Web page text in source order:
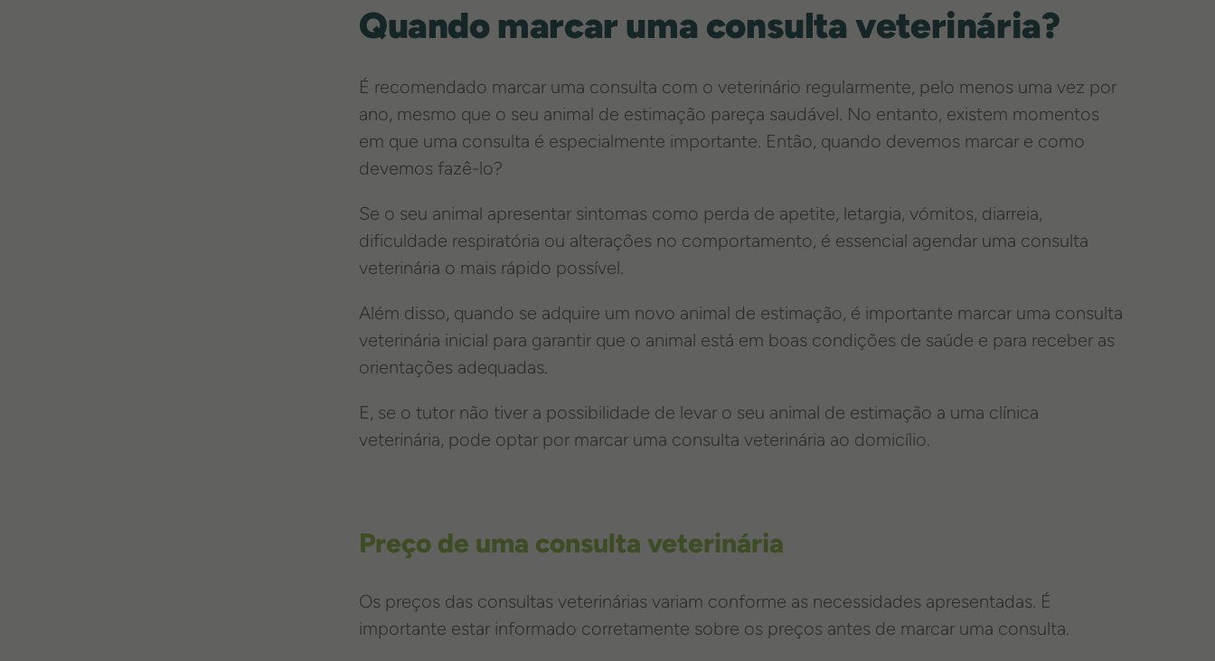
Quando marcar uma consulta veterinária?
É recomendado marcar uma consulta com o veterinário regularmente, pelo menos uma vez por
ano, mesmo que o seu animal de estimação pareça saudável. No entanto, existem momentos
em que uma consulta é especialmente importante. Então, quando devemos marcar e como
devemos fazê-lo?
Se o seu animal apresentar sintomas como perda de apetite, letargia, vómitos, diarreia,
dificuldade respiratória ou alterações no comportamento, é essencial agendar uma consulta
veterinária o mais rápido possível.
Além disso, quando se adquire um novo animal de estimação, é importante marcar uma consulta
veterinária inicial para garantir que o animal está em boas condições de saúde e para receber as
orientações adequadas.
E, se o tutor não tiver a possibilidade de levar o seu animal de estimação a uma clínica
veterinária, pode optar por marcar uma consulta veterinária ao domicílio.
Preço de uma consulta veterinária
Os preços das consultas veterinárias variam conforme as necessidades apresentadas. É
importante estar informado corretamente sobre os preços antes de marcar uma consulta.